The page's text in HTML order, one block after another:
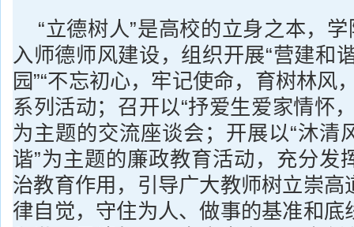
“立德树人”是高校的立身之本，学
入师德师风建设，组织开展“营建和
园”“不忘初心，牢记使命，育树林风
系列活动；召开以“抒爱生爱家情怀
为主题的交流座谈会；开展以“沐清
谐”为主题的廉政教育活动，充分发
治教育作用，引导广大教师树立崇高
律自觉，守住为人、做事的基准和底